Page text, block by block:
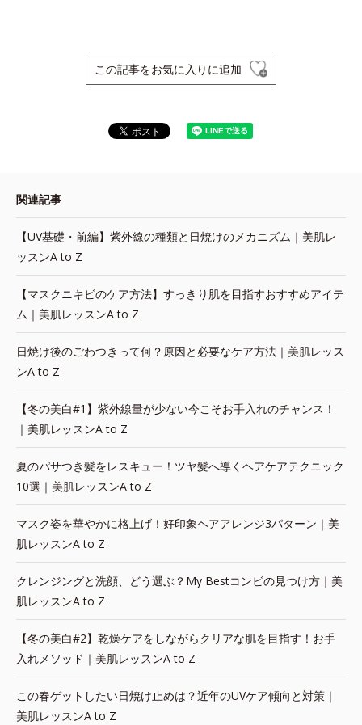
この記事をお気に入りに追加
関連記事
【UV基礎・前編】紫外線の種類と日焼けのメカニズム｜美肌レ
ッスンA to Z
【マスクニキビのケア方法】すっきり肌を目指すおすすめアイテ
ム｜美肌レッスンA to Z
日焼け後のごわつきって何？原因と必要なケア方法｜美肌レッス
ンA to Z
【冬の美白#1】紫外線量が少ない今こそお手入れのチャンス！
｜美肌レッスンA to Z
夏のパサつき髪をレスキュー！ツヤ髪へ導くヘアケアテクニック
10選｜美肌レッスンA to Z
マスク姿を華やかに格上げ！好印象ヘアアレンジ3パターン｜美
肌レッスンA to Z
クレンジングと洗顔、どう選ぶ？My Bestコンビの見つけ方｜美
肌レッスンA to Z
【冬の美白#2】乾燥ケアをしながらクリアな肌を目指す！お手
入れメソッド｜美肌レッスンA to Z
この春ゲットしたい日焼け止めは？近年のUVケア傾向と対策｜
美肌レッスンA to Z